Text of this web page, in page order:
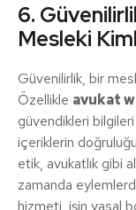
6.
Mesleki
Güvenilirlik, bir
Özellikle avukat
güvendikleri
içeriklerin
etik, avukatlık gibi
zamanda
hizmeti, işin yasal